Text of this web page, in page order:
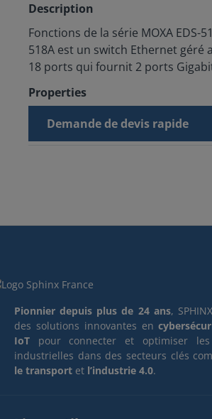
Description
Fonctions de la série MOXA EDS-
518A est un switch Ethernet géré
18 ports qui fournit 2 ports
Properties
Demande de devis rapide
Pionnier depuis plus de 24 ans,
des solutions innovantes en
IoT pour connecter et optimiser les
industrielles dans des secteurs clés
le transport et l’industrie 4.0.